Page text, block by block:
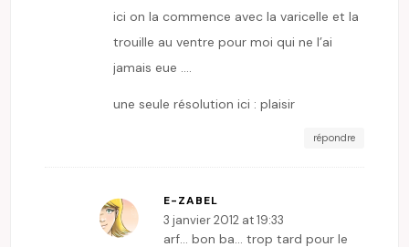
ici on la commence avec la varicelle et la
trouille au ventre pour moi qui ne l’ai
jamais eue ….
une seule résolution ici : plaisir
répondre
E-ZABEL
3 janvier 2012 at 19:33
arf… bon ba… trop tard pour le